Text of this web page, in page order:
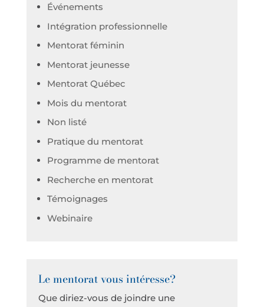
Événements
Intégration professionnelle
Mentorat féminin
Mentorat jeunesse
Mentorat Québec
Mois du mentorat
Non listé
Pratique du mentorat
Programme de mentorat
Recherche en mentorat
Témoignages
Webinaire
Le mentorat vous intéresse?
Que diriez-vous de joindre une